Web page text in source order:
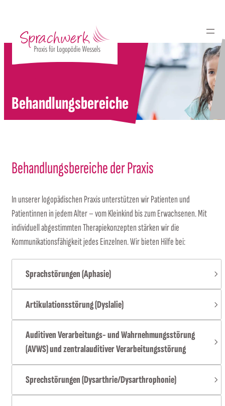
springen
Behandlungsbereiche
Behandlungsbereiche der Praxis
In unserer logopädischen Praxis unterstützen wir Patienten und
Patientinnen in jedem Alter – vom Kleinkind bis zum Erwachsenen. Mit
individuell abgestimmten Therapiekonzepten stärken wir die
Kommunikationsfähigkeit jedes Einzelnen. Wir bieten Hilfe bei:
Sprachstörungen(Aphasie)
Artikulationsstörung (Dyslalie)
Auditiven Verarbeitungs- und Wahrnehmungsstörung
(AVWS) und zentralauditiver Verarbeitungsstörung
Sprechstörungen(Dysarthrie/Dysarthrophonie)